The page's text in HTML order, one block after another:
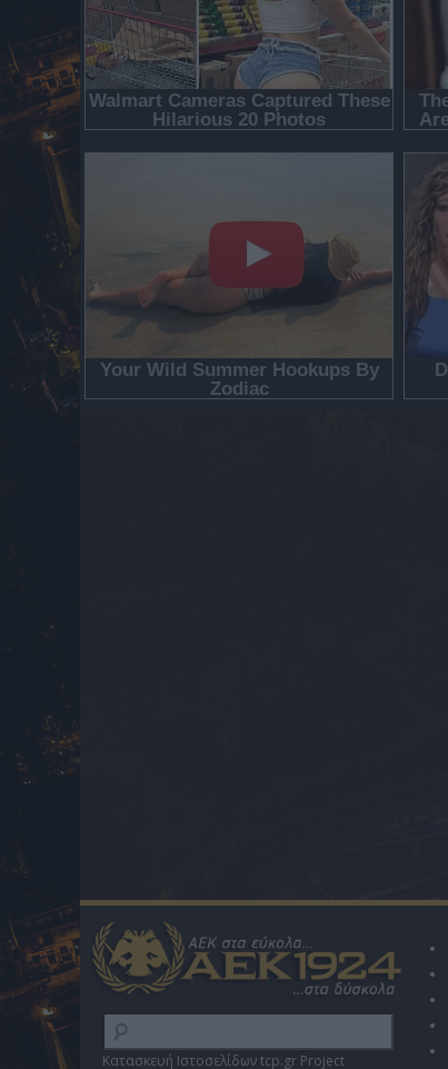
Κατασκευή Ιστοσελίδων tcp.gr Project